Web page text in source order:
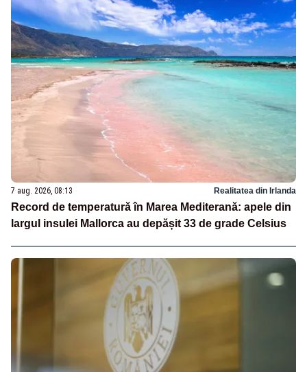
7 aug. 2026, 08:13 Realitatea din Irlanda
Record de temperatură în Marea Mediterană: apele din
largul insulei Mallorca au depășit 33 de grade Celsius